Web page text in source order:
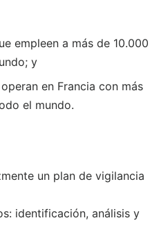
empleen a más de 10.000
y
en Francia con más
el mundo.
un plan de vigilancia
identificación, análisis y